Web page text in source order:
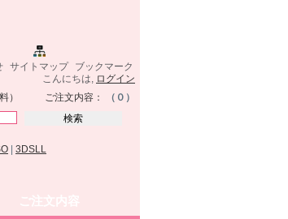
サイトマップ
ブックマーク
こんにちは,
ログイン
ご注文内容： （０）
）
3DSLL